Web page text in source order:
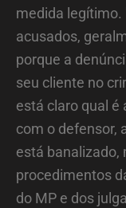
medida
acusados,
porque a
seu cliente no
está claro qual é
com o defensor,
está banalizado,
procedimentos
do MP e dos